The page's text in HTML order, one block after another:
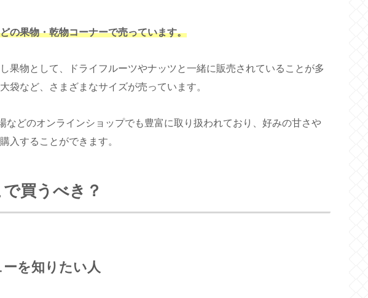
の果物・乾物コーナーで売っています。
果物として、ドライフルーツやナッツと一緒に販売されていることが多
袋など、さまざまなサイズが売っています。
などのオンラインショップでも豊富に取り扱われており、好みの甘さや
入することができます。
買うべき？
を知りたい人